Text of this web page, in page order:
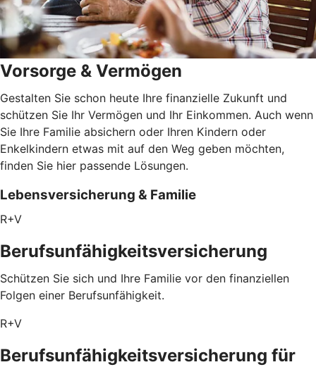
Vorsorge & Vermögen
Gestalten Sie schon heute Ihre finanzielle Zukunft und
schützen Sie Ihr Vermögen und Ihr Einkommen. Auch wenn
Sie Ihre Familie absichern oder Ihren Kindern oder
Enkelkindern etwas mit auf den Weg geben möchten,
finden Sie hier passende Lösungen.
Lebensversicherung & Familie
R+V
Berufsunfähigkeitsversicherung
Schützen Sie sich und Ihre Familie vor den finanziellen
Folgen einer Berufsunfähigkeit.
R+V
Berufsunfähigkeitsversicherung für